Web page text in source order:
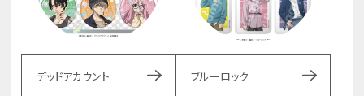
デッドアカウント ブルーロック